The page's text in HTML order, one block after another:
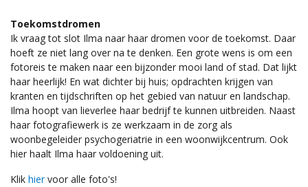
Toekomstdromen
Ik vraag tot slot Ilma naar haar dromen voor de toekomst. Daar
hoeft ze niet lang over na te denken. Een grote wens is om een
fotoreis te maken naar een bijzonder mooi land of stad. Dat lijkt
haar heerlijk! En wat dichter bij huis; opdrachten krijgen van
kranten en tijdschriften op het gebied van natuur en landschap.
Ilma hoopt van lieverlee haar bedrijf te kunnen uitbreiden. Naast
haar fotografiewerk is ze werkzaam in de zorg als
woonbegeleider psychogeriatrie in een woonwijkcentrum. Ook
hier haalt Ilma haar voldoening uit.
Klik hiervoor alle foto's!